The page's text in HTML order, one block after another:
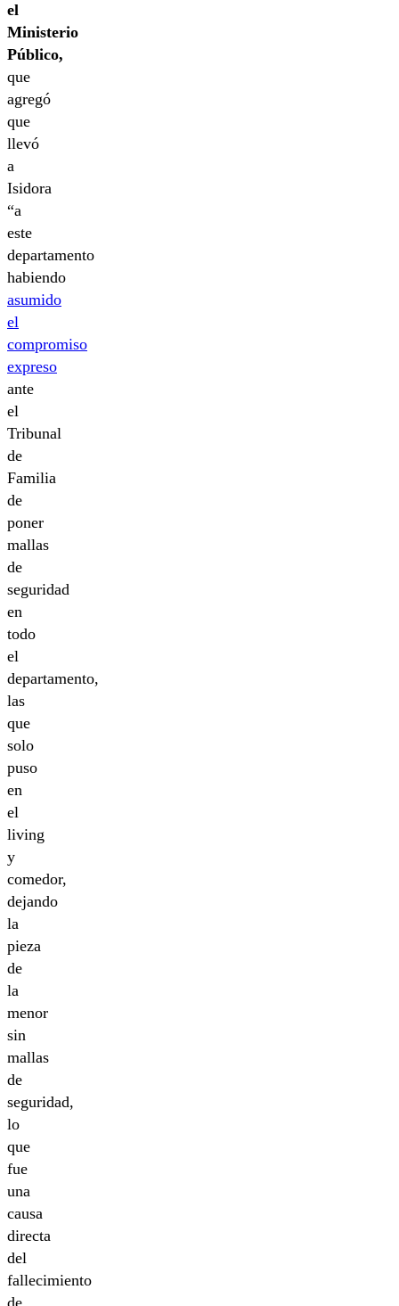
el
Ministerio
Público,
que
agregó
que
llevó
a
Isidora
“a
este
departamento
habiendo
asumido
el
compromiso
expreso
ante
el
Tribunal
de
Familia
de
poner
mallas
de
seguridad
en
todo
el
departamento,
las
que
solo
puso
en
el
living
y
comedor,
dejando
la
pieza
de
la
menor
sin
mallas
de
seguridad,
lo
que
fue
una
causa
directa
del
fallecimiento